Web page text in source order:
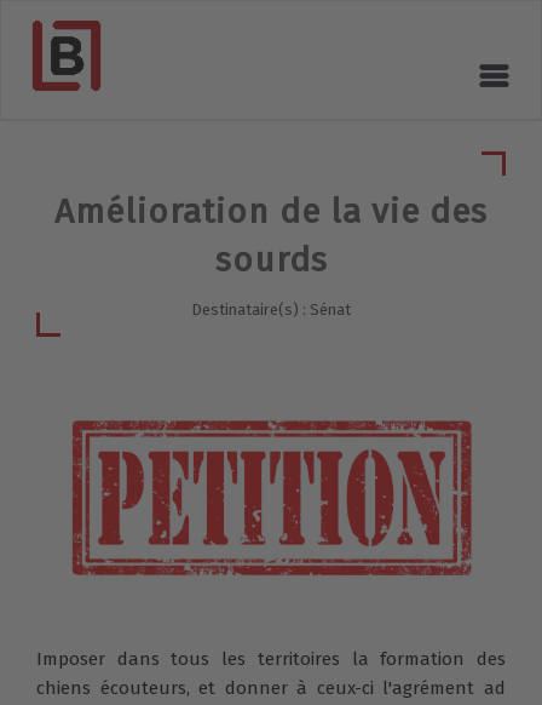
Amélioration de la vie des
sourds
Destinataire(s) : Sénat
Imposer dans tous les territoires la formation des
chiens écouteurs, et donner à ceux-ci l'agrément ad